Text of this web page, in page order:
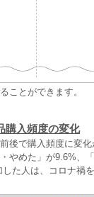
ことができます。
購入頻度の変化
後で購入頻度に変
やめた」が9.6%、
た人は、コロナ禍